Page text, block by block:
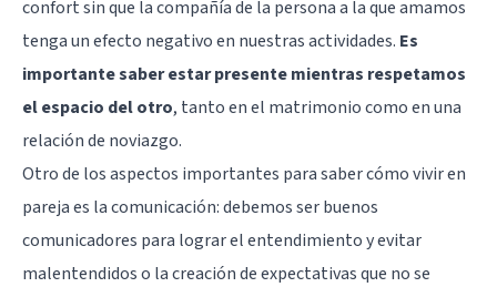
confort sin que la compañía de la persona a la que amamos
tenga un efecto negativo en nuestras actividades. Es
importante saber estar presente mientras respetamos
el espacio del otro, tanto en el matrimonio como en una
relación de noviazgo.
Otro de los aspectos importantes para saber cómo vivir en
pareja es la comunicación: debemos ser buenos
comunicadores para lograr el entendimiento y evitar
malentendidos o la creación de expectativas que no se